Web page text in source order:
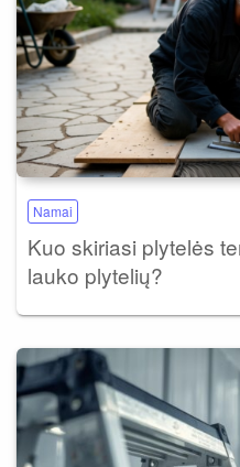
Namai
Kuo skiriasi plytelės
lauko plytelių?